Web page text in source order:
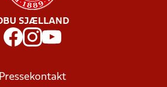
SJÆLLAND
Pressekontakt